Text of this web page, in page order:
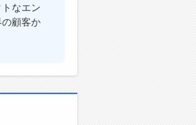
なエン
顧客か